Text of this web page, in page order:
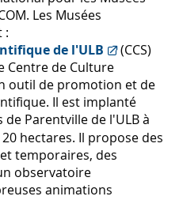
Les Musées
:
de l'ULB
(CCS)
Centre de Culture
outil de promotion et de
Il est implanté
de Parentville de l'ULB à
hectares. Il propose des
temporaires, des
observatoire
animations